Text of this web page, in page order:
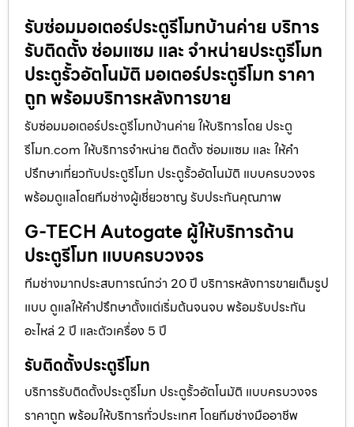
รับซ่อมมอเตอร์ประตูรีโมทบ้านค่าย บริการ
รับติดตั้ง ซ่อมแซม และ จำหน่ายประตูรีโมท
ประตูรั้วอัตโนมัติ มอเตอร์ประตูรีโมท ราคา
ถูก พร้อมบริการหลังการขาย
รับซ่อมมอเตอร์ประตูรีโมทบ้านค่าย ให้บริการโดย ประตู
รีโมท.com ให้บริการจำหน่าย ติดตั้ง ซ่อมแซม และ ให้คำ
ปรึกษาเกี่ยวกับประตูรีโมท ประตูรั้วอัตโนมัติ แบบครบวงจร
พร้อมดูแลโดยทีมช่างผู้เชี่ยวชาญ รับประกันคุณภาพ
G-TECH Autogate ผู้ให้บริการด้าน
ประตูรีโมท แบบครบวงจร
ทีมช่างมากประสบการณ์กว่า 20 ปี บริการหลังการขายเต็มรูป
แบบ ดูแลให้คำปรึกษาตั้งแต่เริ่มต้นจนจบ พร้อมรับประกัน
อะไหล่ 2 ปี และตัวเครื่อง 5 ปี
รับติดตั้งประตูรีโมท
บริการรับติดตั้งประตูรีโมท ประตูรั้วอัตโนมัติ แบบครบวงจร
ราคาถูก พร้อมให้บริการทั่วประเทศ โดยทีมช่างมืออาชีพ